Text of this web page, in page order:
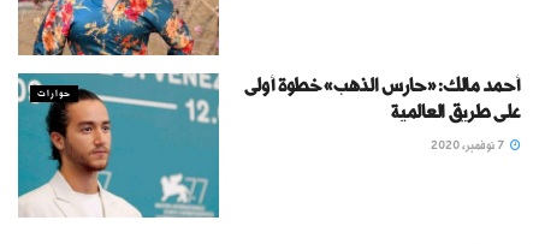
حوارات
أحمد مالك: «حارس الذهب» خطوة أولى
على طريق العالمية